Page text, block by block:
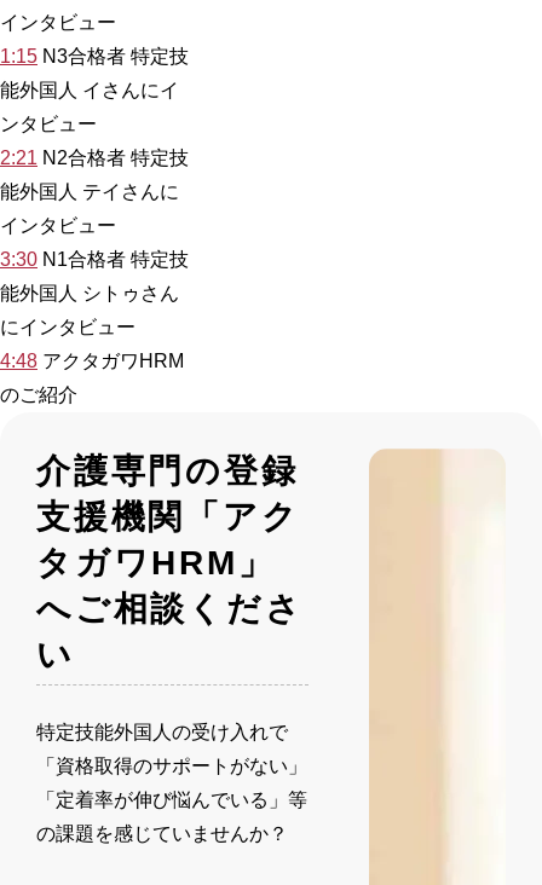
インタビュー
1:15 N3合格者 特定技
能外国人 イさんにイ
ンタビュー
2:21 N2合格者 特定技
能外国人 テイさんに
インタビュー
3:30 N1合格者 特定技
能外国人 シトゥさん
にインタビュー
4:48 アクタガワHRM
のご紹介
介護専門の登録
支援機関「アク
タガワHRM」
へご相談くださ
い
特定技能外国人の受け入れで
「資格取得のサポートがない」
「定着率が伸び悩んでいる」等
の課題を感じていませんか？